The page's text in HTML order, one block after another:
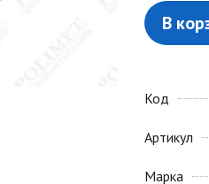
В
Код
Артикул
Марка